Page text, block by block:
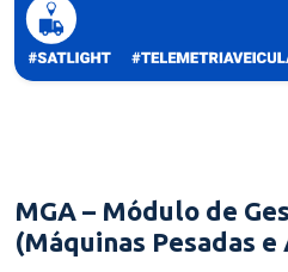
MGA – Módulo de
(Máquinas Pesadas